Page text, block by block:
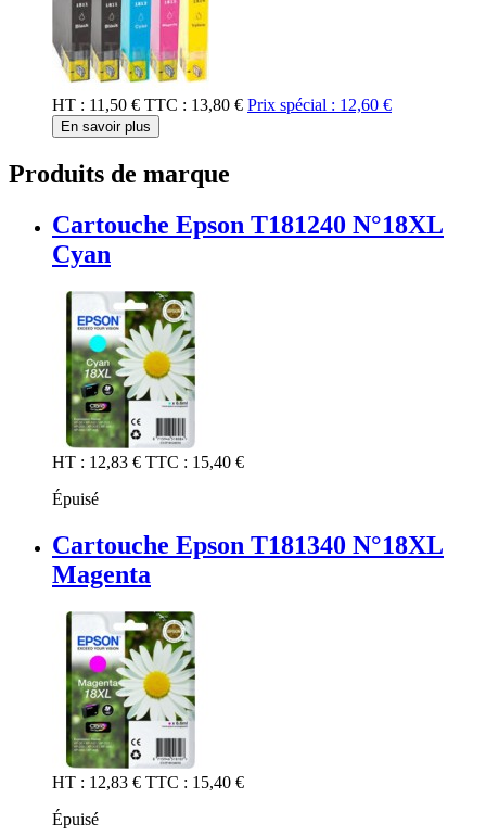
HT : 11,50 € TTC : 13,80 € Prix spécial : 12,60 €
En savoir plus
Produits de marque
Cartouche Epson T181240 N°18XL
Cyan
HT : 12,83 € TTC : 15,40 €
Épuisé
Cartouche Epson T181340 N°18XL
Magenta
HT : 12,83 € TTC : 15,40 €
Épuisé